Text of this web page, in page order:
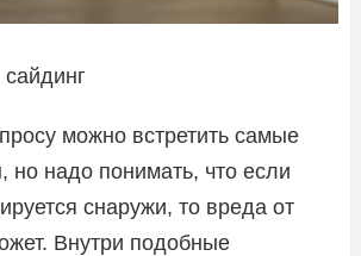
можно встретить самые
но надо понимать, что если
снаружи, то вреда от
Внутри подобные